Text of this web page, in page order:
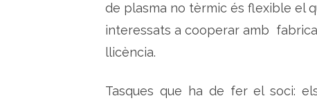
de plasma no tèrmic és flexible el
interessats a cooperar amb
llicència.
Tasques que ha de fer el soci: